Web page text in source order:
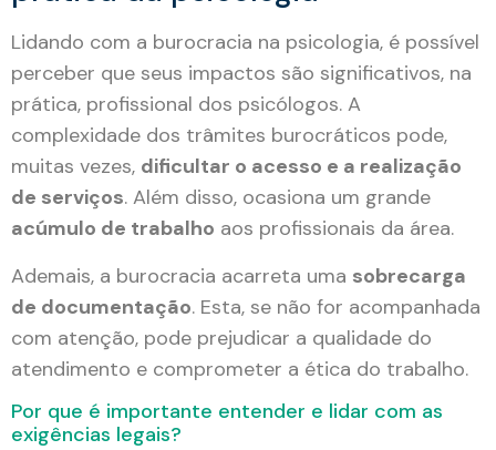
Lidando com a burocracia na psicologia, é possível
perceber que seus impactos são significativos, na
prática, profissional dos psicólogos. A
complexidade dos trâmites burocráticos pode,
muitas vezes, dificultar o acesso e a realização
de serviços. Além disso, ocasiona um grande
acúmulo de trabalho aos profissionais da área.
Ademais, a burocracia acarreta uma sobrecarga
de documentação. Esta, se não for acompanhada
com atenção, pode prejudicar a qualidade do
atendimento e comprometer a ética do trabalho.
Por que é importante entender e lidar com as
exigências legais?